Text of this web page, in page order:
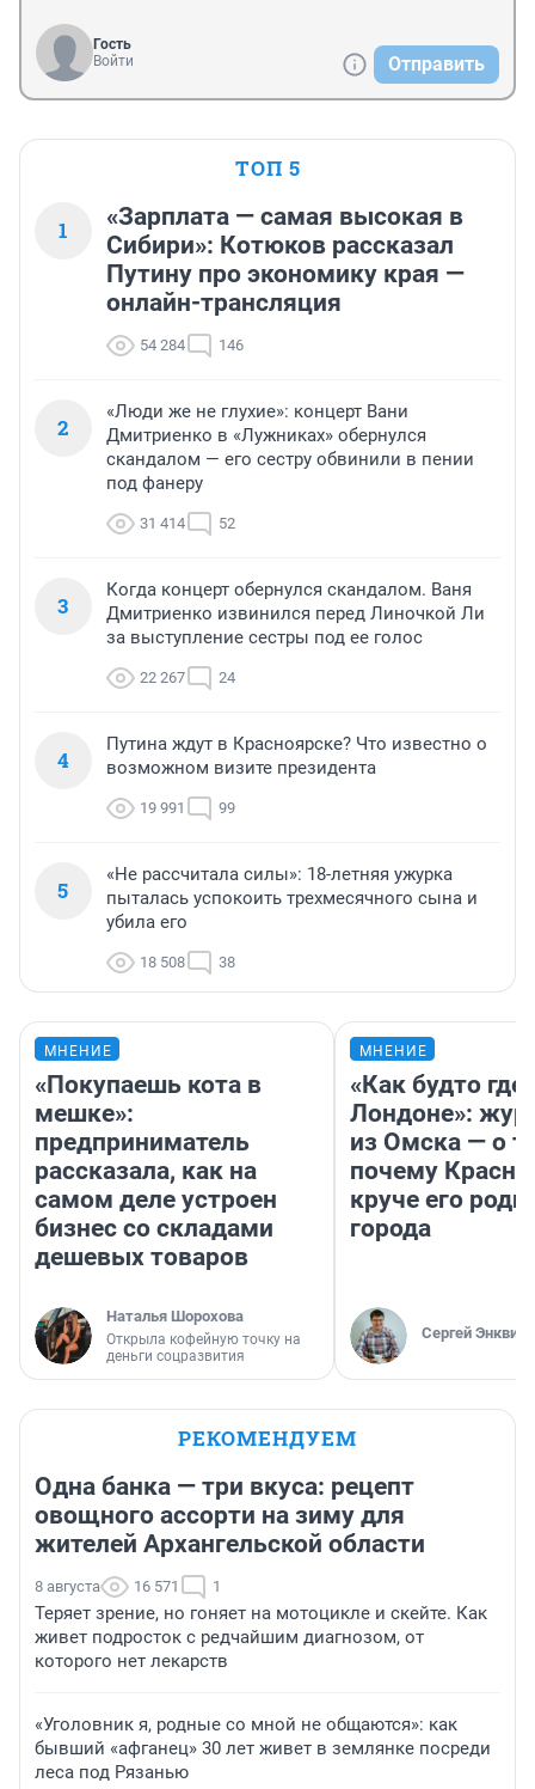
Гость
Войти
Отправить
ТОП 5
1
«Зарплата — самая высокая в
Сибири»: Котюков рассказал
Путину про экономику края —
онлайн-трансляция
54 284 146
2
«Люди же не глухие»: концерт Вани
Дмитриенко в «Лужниках» обернулся
скандалом — его сестру обвинили в пении
под фанеру
31 414 52
3
Когда концерт обернулся скандалом. Ваня
Дмитриенко извинился перед Линочкой Ли
за выступление сестры под ее голос
22 267 24
4
Путина ждут в Красноярске? Что известно о
возможном визите президента
19 991 99
5
«Не рассчитала силы»: 18-летняя ужурка
пыталась успокоить трехмесячного сына и
убила его
18 508 38
МНЕНИЕ
«Покупаешь кота в
мешке»:
предприниматель
рассказала, как на
самом деле устроен
бизнес со складами
дешевых товаров
Наталья Шорохова
Открыла кофейную точку на
деньги соцразвития
МНЕНИЕ
«Как будто
Лондоне»:
из Омска — о
почему
круче его
города
Сергей Энквист
РЕКОМЕНДУЕМ
Одна банка — три вкуса: рецепт
овощного ассорти на зиму для
жителей Архангельской области
8 августа 16 571 1
Теряет зрение, но гоняет на мотоцикле и скейте. Как
живет подросток с редчайшим диагнозом, от
которого нет лекарств
«Уголовник я, родные со мной не общаются»: как
бывший «афганец» 30 лет живет в землянке посреди
леса под Рязанью